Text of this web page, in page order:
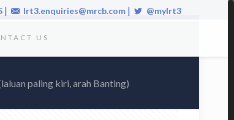
| lrt3.enquiries@mrcb.com | @mylrt3
US
paling kiri, arah Banting)